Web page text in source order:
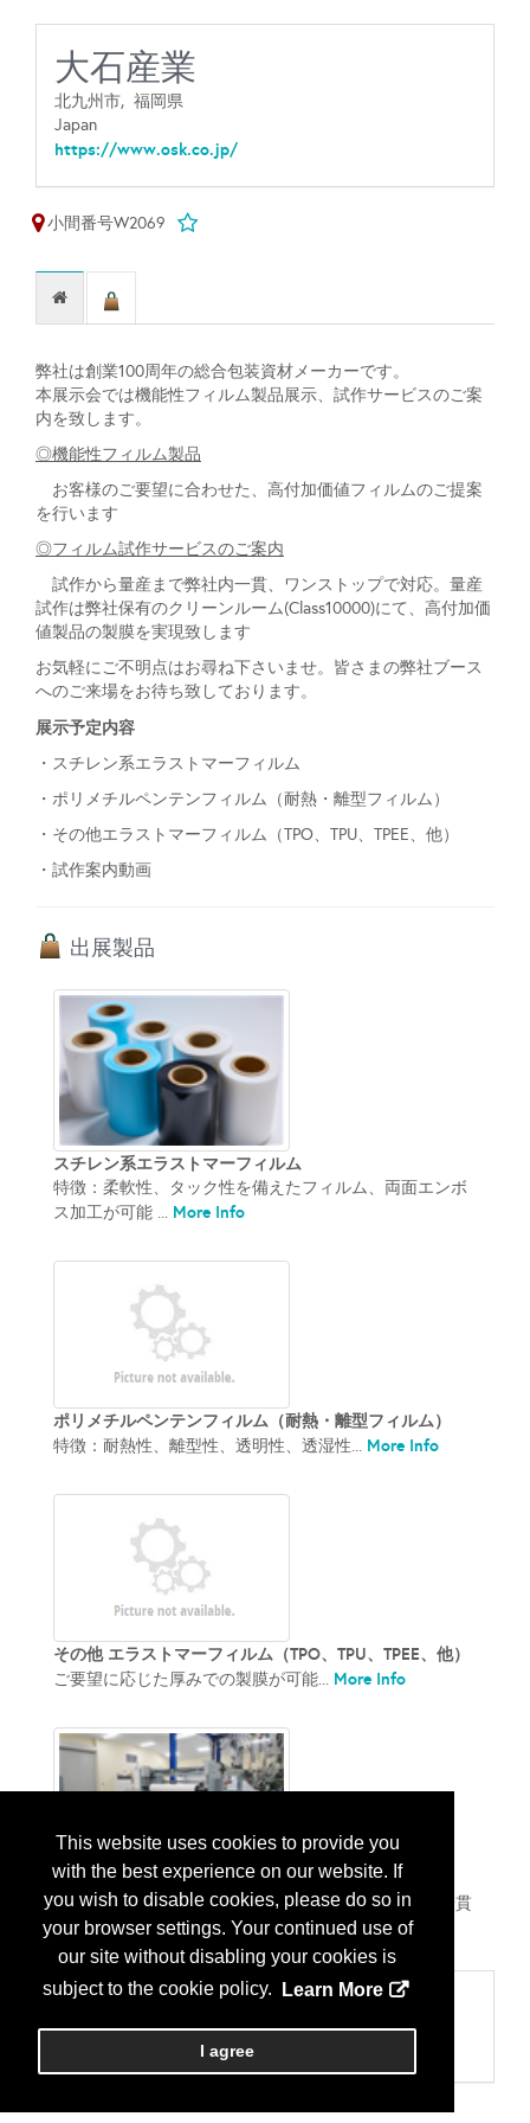
This website uses cookies to provide you
with the best experience on our website. If
you wish to disable cookies, please do so in
your browser settings. Your continued use of
our site without disabling your cookies is
subject to the cookie policy.
Learn More
I agree
大石産業
北九州市, 福岡県
Japan
https://www.osk.co.jp/
小間番号W2069
弊社は創業100周年の総合包装資材メーカーです。
本展示会では機能性フィルム製品展示、試作サービスのご案
内を致します。
◎機能性フィルム製品
お客様のご要望に合わせた、高付加価値フィルムのご提案
を行います
◎フィルム試作サービスのご案内
試作から量産まで弊社内一貫、ワンストップで対応。量産
試作は弊社保有のクリーンルーム(Class10000)にて、高付加価
値製品の製膜を実現致します
お気軽にご不明点はお尋ね下さいませ。皆さまの弊社ブース
へのご来場をお待ち致しております。
展示予定内容
・スチレン系エラストマーフィルム
・ポリメチルペンテンフィルム（耐熱・離型フィルム）
・その他エラストマーフィルム（TPO、TPU、TPEE、他）
・試作案内動画
出展製品
スチレン系エラストマーフィルム
特徴：柔軟性、タック性を備えたフィルム、両面エンボ
ス加工が可能 ... More Info
ポリメチルペンテンフィルム（耐熱・離型フィルム）
特徴：耐熱性、離型性、透明性、透湿性... More Info
その他 エラストマーフィルム（TPO、TPU、TPEE、他）
ご要望に応じた厚みでの製膜が可能... More Info
試作案内動画
弊社で試作機（多層）を保有。 試作から製品化まで一貫
した対応が可能。...More Info
Categories
902 その他